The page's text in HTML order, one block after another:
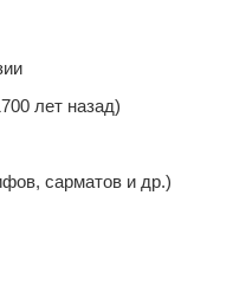
лет назад)
сарматов и др.)